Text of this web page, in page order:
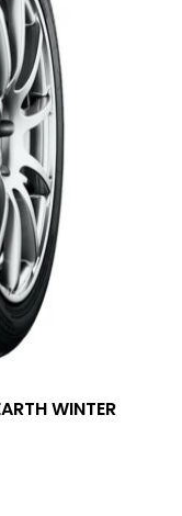
WINTER